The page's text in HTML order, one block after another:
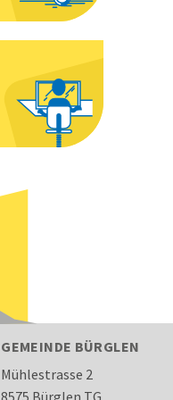
GEMEINDE BÜRGLEN
Mühlestrasse 2